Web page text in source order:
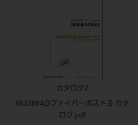
カタログ2
853366ADファイバーポストⅡ カタ
ログ.pdf